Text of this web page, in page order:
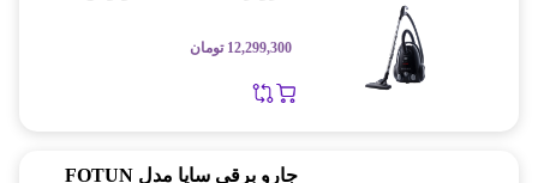
12,299,300 تومان
جارو برقی سایا مدل FOTUN